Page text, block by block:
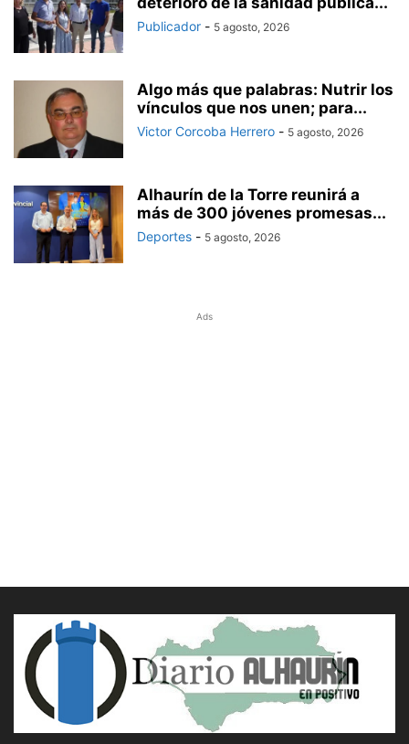
Publicador - 5 agosto, 2026
Algo más que palabras: Nutrir los
vínculos que nos unen; para...
Victor Corcoba Herrero - 5 agosto, 2026
Alhaurín de la Torre reunirá a
más de 300 jóvenes promesas...
Deportes - 5 agosto, 2026
Ads